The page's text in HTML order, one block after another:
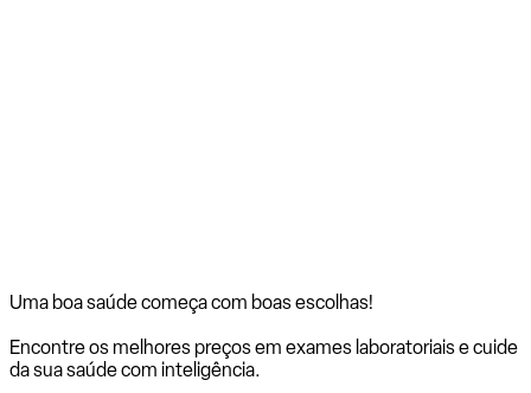
Uma boa saúde começa com boas escolhas!
Encontre os melhores preços em exames laboratoriais e cuide
da sua saúde com inteligência.